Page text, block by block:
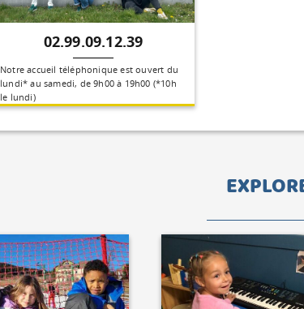
02.99.09.12.39
Notre accueil téléphonique est ouvert du
lundi* au samedi, de 9h00 à 19h00 (*10h
le lundi)